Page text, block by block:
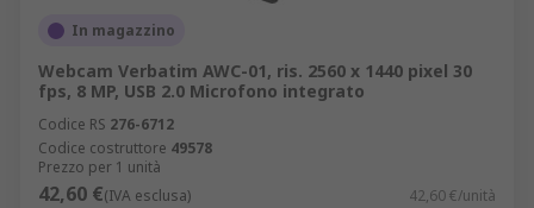
In magazzino
Webcam Verbatim AWC-01, ris. 2560 x 1440 pixel 30
fps, 8 MP, USB 2.0 Microfono integrato
Codice RS 276-6712
Codice costruttore 49578
Prezzo per 1 unità
42,60 €(IVA esclusa) 42,60 €/unità